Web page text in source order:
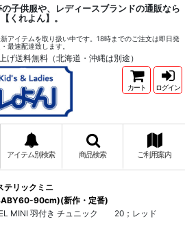
子供服や、レディースブランドの通販なら
【くれよん】。
アイテムを取り扱い中です。18時までのご注文は即日発
最速配達致します。
げ送料無料（北海道・沖縄は別途）
カート ログイン
アイテム別検索 商品検索 ご利用案内
リックミニ
90cm)(新作・定番)
MINI 羽付き チュニック 20；レッド